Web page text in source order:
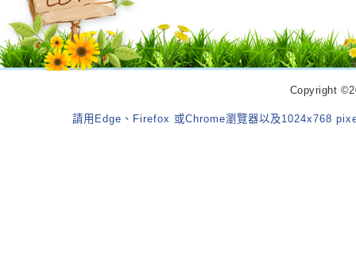
Copyright
請用Edge、Firefox 或Chrome瀏覽器以及1024x768